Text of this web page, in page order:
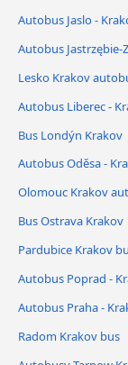
Autobus Jaslo -
Autobus Jastrzębie-
Lesko Krakov
Autobus Liberec -
Bus Londýn Krakov
Autobus Oděsa -
Olomouc Krakov
Bus Ostrava Krakov
Pardubice Krakov
Autobus Poprad -
Autobus Praha -
Radom Krakov bus